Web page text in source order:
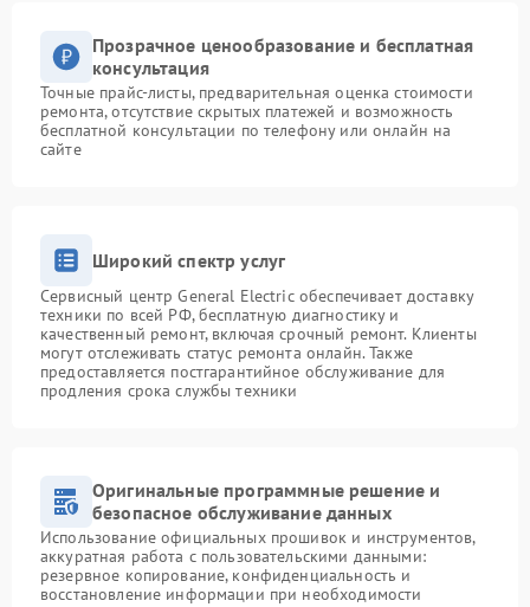
Прозрачное ценообразование и бесплатная
консультация
Точные прайс-листы, предварительная оценка стоимости
ремонта, отсутствие скрытых платежей и возможность
бесплатной консультации по телефону или онлайн на
сайте
Широкий спектр услуг
Сервисный центр General Electric обеспечивает доставку
техники по всей РФ, бесплатную диагностику и
качественный ремонт, включая срочный ремонт. Клиенты
могут отслеживать статус ремонта онлайн. Также
предоставляется постгарантийное обслуживание для
продления срока службы техники
Оригинальные программные решение и
безопасное обслуживание данных
Использование официальных прошивок и инструментов,
аккуратная работа с пользовательскими данными:
резервное копирование, конфиденциальность и
восстановление информации при необходимости